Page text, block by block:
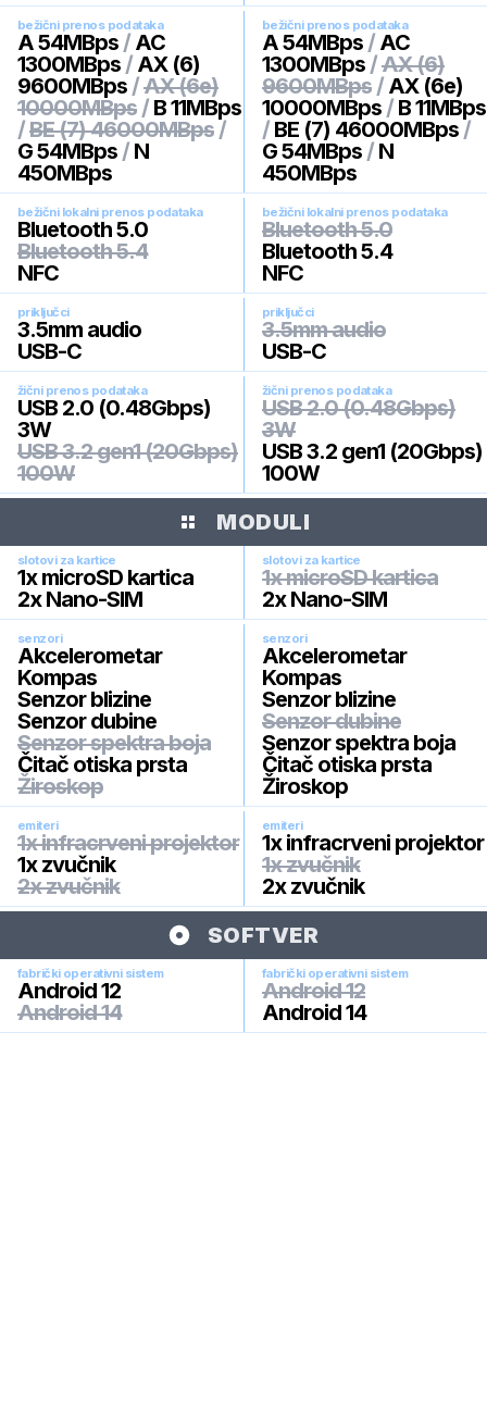
bežični prenos podataka
A 54MBps / AC
1300MBps / AX (6)
9600MBps /AX (6e)
10000MBps / B 11MBps
/BE (7) 46000MBps /
G 54MBps / N
450MBps
bežični prenos podataka
A 54MBps / AC
1300MBps /AX (6)
9600MBps / AX (6e)
10000MBps / B 11MBps
/ BE (7) 46000MBps /
G 54MBps / N
450MBps
bežični lokalni prenos podataka
Bluetooth 5.0
Bluetooth 5.4
NFC
bežični lokalni prenos podataka
Bluetooth 5.0
Bluetooth 5.4
NFC
priključci
3.5mm audio
USB-C
priključci
3.5mm audio
USB-C
žični prenos podataka
USB 2.0 (0.48Gbps)
3W
USB 3.2 gen1 (20Gbps)
100W
žični prenos podataka
USB 2.0 (0.48Gbps)
3W
USB 3.2 gen1 (20Gbps)
100W
MODULI
slotovi za kartice
1x microSD kartica
2x Nano-SIM
slotovi za kartice
1x microSD kartica
2x Nano-SIM
senzori
Akcelerometar
Kompas
Senzor blizine
Senzor dubine
Senzor spektra boja
Čitač otiska prsta
Žiroskop
senzori
Akcelerometar
Kompas
Senzor blizine
Senzor dubine
Senzor spektra boja
Čitač otiska prsta
Žiroskop
emiteri
1x infracrveni projektor
1x zvučnik
2x zvučnik
emiteri
1x infracrveni projektor
1x zvučnik
2x zvučnik
SOFTVER
fabrički operativni sistem
Android 12
Android 14
fabrički operativni sistem
Android 12
Android 14